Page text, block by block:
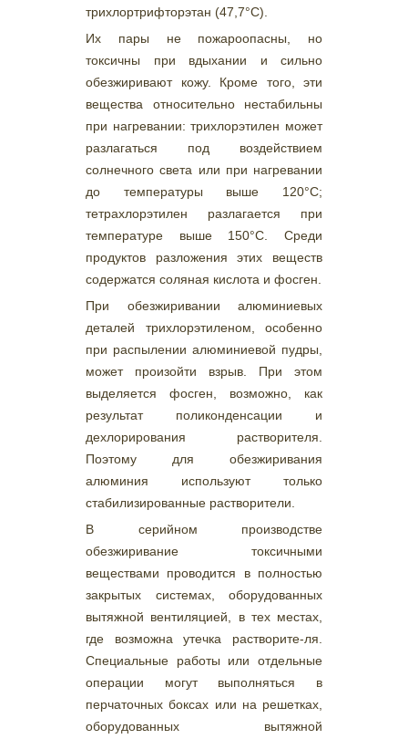
трихлортрифторэтан (47,7°С).
Их пары не пожароопасны, но
токсичны при вдыхании и сильно
обезжиривают кожу. Кроме того, эти
вещества относительно нестабильны
при нагревании: трихлорэтилен может
разлагаться под воздействием
солнечного света или при нагревании
до температуры выше 120°С;
тетрахлорэтилен разлагается при
температуре выше 150°С. Среди
продуктов разложения этих веществ
содержатся соляная кислота и фосген.
При обезжиривании алюминиевых
деталей трихлорэтиленом, особенно
при распылении алюминиевой пудры,
может произойти взрыв. При этом
выделяется фосген, возможно, как
результат поликонденсации и
дехлорирования растворителя.
Поэтому для обезжиривания
алюминия используют только
стабилизированные растворители.
В серийном производстве
обезжиривание токсичными
веществами проводится в полностью
закрытых системах, оборудованных
вытяжной вентиляцией, в тех местах,
где возможна утечка растворите-ля.
Специальные работы или отдельные
операции могут выполняться в
перчаточных боксах или на решетках,
оборудованных вытяжной